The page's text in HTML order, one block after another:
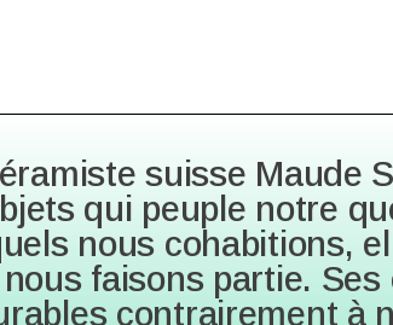
suisse Maude
qui peuple notre
nous cohabitions,
faisons partie.
contrairement à